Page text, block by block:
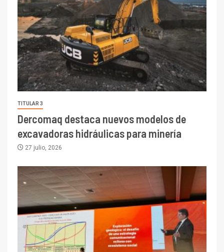
TITULAR 3
Dercomaq destaca nuevos modelos de
excavadoras hidráulicas para minería
27 julio, 2026